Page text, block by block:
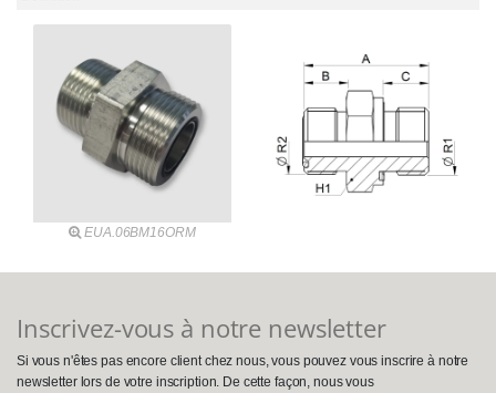
EUA.06BM16ORM
Inscrivez-vous à notre newsletter
Si vous n'êtes pas encore client chez nous, vous pouvez vous inscrire à notre
newsletter lors de votre inscription. De cette façon, nous vous